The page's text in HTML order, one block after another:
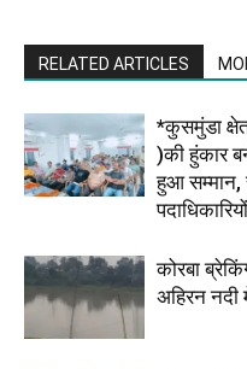
RELATED ARTICLES
*कुसमुंडा
)की हुंकार
हुआ सम्मान,
कोरबा
अहिरन